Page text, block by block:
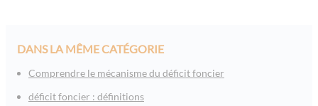
DANS LA MÊME CATÉGORIE
Comprendre le mécanisme du déficit foncier
déficit foncier : définitions